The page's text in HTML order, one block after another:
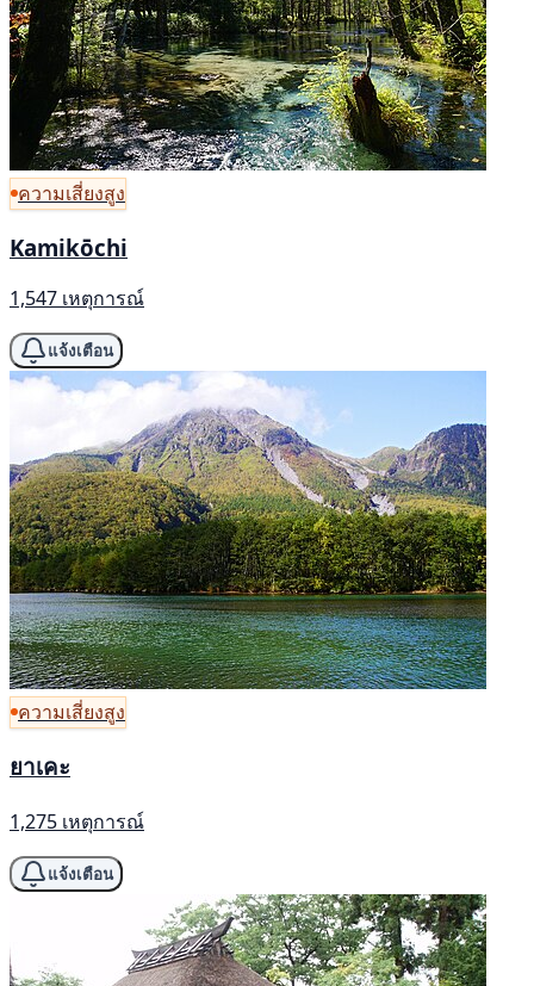
ความเสี่ยงสูง
Kamikōchi
1,547 เหตุการณ์
แจ้งเตือน
ความเสี่ยงสูง
ยาเคะ
1,275 เหตุการณ์
แจ้งเตือน